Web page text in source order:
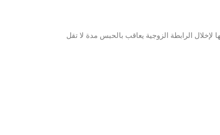
الرابطة الزوجية يعاقب بالحبس مدة لا تقل